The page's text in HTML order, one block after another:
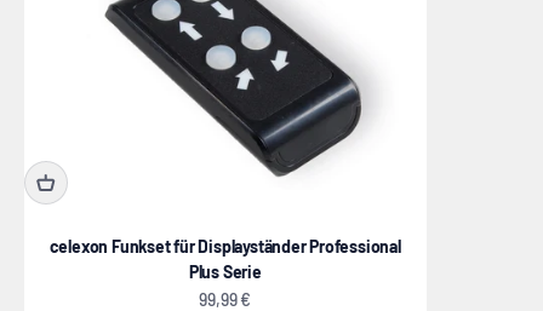
celexon Funkset für Displayständer Professional
Plus Serie
Angebot
99,99 €